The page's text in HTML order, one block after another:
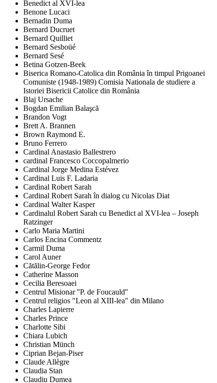
Benedict al XVI-lea
Benone Lucaci
Bernadin Duma
Bernard Ducruet
Bernard Quilliet
Bernard Sesboüé
Bernard Sesé
Betina Gotzen-Beek
Biserica Romano-Catolica din România în timpul Prigoanei
Comuniste (1948-1989) Comisia Nationala de studiere a
Istoriei Bisericii Catolice din România
Blaj Ursache
Bogdan Emilian Balaşcă
Brandon Vogt
Brett A. Brannen
Brown Raymond E.
Bruno Ferrero
Cardinal Anastasio Ballestrero
cardinal Francesco Coccopalmerio
Cardinal Jorge Medina Estévez
Cardinal Luis F. Ladaria
Cardinal Robert Sarah
Cardinal Robert Sarah în dialog cu Nicolas Diat
Cardinal Walter Kasper
Cardinalul Robert Sarah cu Benedict al XVI-lea – Joseph
Ratzinger
Carlo Maria Martini
Carlos Encina Commentz
Carmil Duma
Carol Auner
Cătălin-George Fedor
Catherine Masson
Cecilia Beresoaei
Centrul Misionar ''P. de Foucauld''
Centrul religios "Leon al XIII-lea" din Milano
Charles Lapierre
Charles Prince
Charlotte Sibi
Chiara Lubich
Christian Münch
Ciprian Bejan-Piser
Claude Allègre
Claudia Stan
Claudiu Dumea